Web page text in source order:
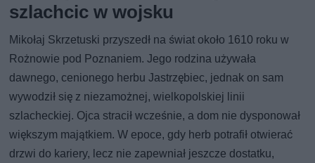
szlachcic w wojsku
Mikołaj Skrzetuski przyszedł na świat około 1610 roku w
Rożnowie pod Poznaniem. Jego rodzina używała
dawnego, cenionego herbu Jastrzębiec, jednak on sam
wywodził się z niezamożnej, wielkopolskiej linii
szlacheckiej. Ojca stracił wcześnie, a dom nie dysponował
większym majątkiem. W epoce, gdy herb potrafił otwierać
drzwi do kariery, lecz nie zapewniał jeszcze dostatku,